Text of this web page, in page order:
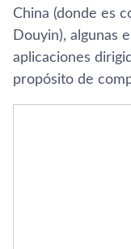
China (donde es
Douyin), algunas
aplicaciones
propósito de